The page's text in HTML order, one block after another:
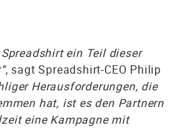
ein Teil dieser
, sagt Spreadshirt-CEO Philip
Herausforderungen, die
hat, ist es den Partnern
eine Kampagne mit